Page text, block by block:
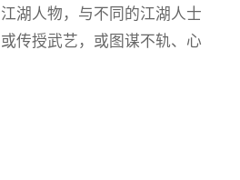
湖人物，与不同的江湖人士
传授武艺，或图谋不轨、心